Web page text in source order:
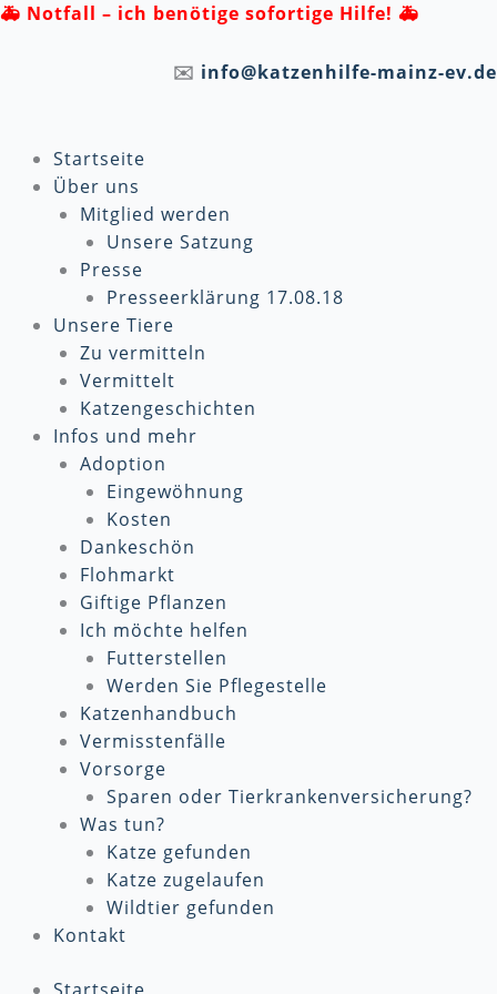
Zum
🚑 Notfall – ich benötige sofortige Hilfe! 🚑
✉️ info@katzenhilfe-mainz-ev.de
Startseite
Über uns
Mitglied werden
Unsere Satzung
Presse
Presseerklärung 17.08.18
Unsere Tiere
Zu vermitteln
Vermittelt
Katzengeschichten
Infos und mehr
Adoption
Eingewöhnung
Kosten
Dankeschön
Flohmarkt
Giftige Pflanzen
Ich möchte helfen
Futterstellen
Werden Sie Pflegestelle
Katzenhandbuch
Vermisstenfälle
Vorsorge
Sparen oder Tierkrankenversicherung?
Was tun?
Katze gefunden
Katze zugelaufen
Wildtier gefunden
Kontakt